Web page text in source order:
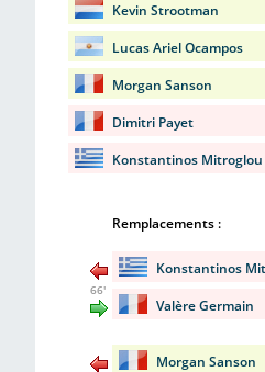
Kevin Strootman
Lucas Ariel Ocampos
Morgan Sanson
Dimitri Payet
Konstantinos Mitroglou
Remplacements :
Konstantinos
66'
Valère Germain
Morgan Sanson